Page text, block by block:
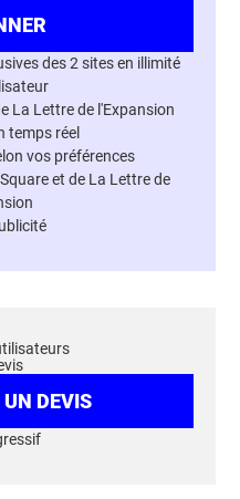
des 2 sites en illimité
La Lettre de l'Expansion
temps réel
vos préférences
et de La Lettre de
DEVIS